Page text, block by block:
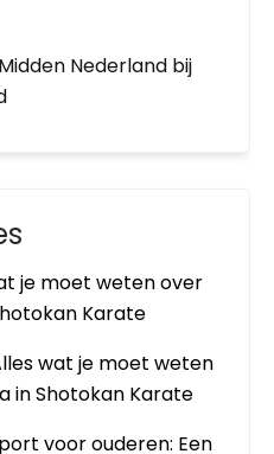
Nederland bij
je moet weten over
Karate
wat je moet weten
in Shotokan Karate
voor ouderen: Een